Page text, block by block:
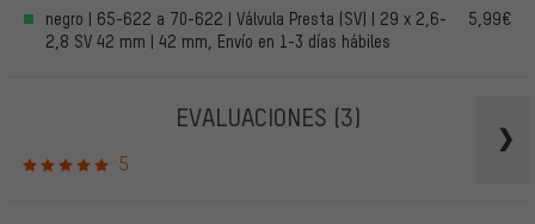
negro | 65-622 a 70-622 | Válvula Presta (SV) | 29 x 2,6-
2,8 SV 42 mm | 42 mm, Envío en 1-3 días hábiles
5,99€
EVALUACIONES (3)
5